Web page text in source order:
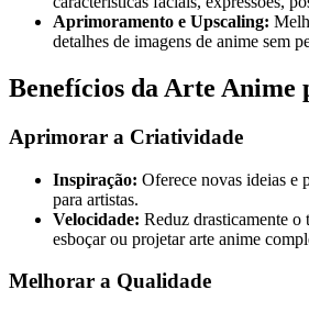
Aprimoramento e Upscaling:
detalhes de imagens de anime sem
Benefícios da Arte Anime
Aprimorar a Criatividade
Inspiração: Oferece novas ideias e
para artistas.
Velocidade: Reduz drasticamente o
esboçar ou projetar arte anime
Melhorar a Qualidade